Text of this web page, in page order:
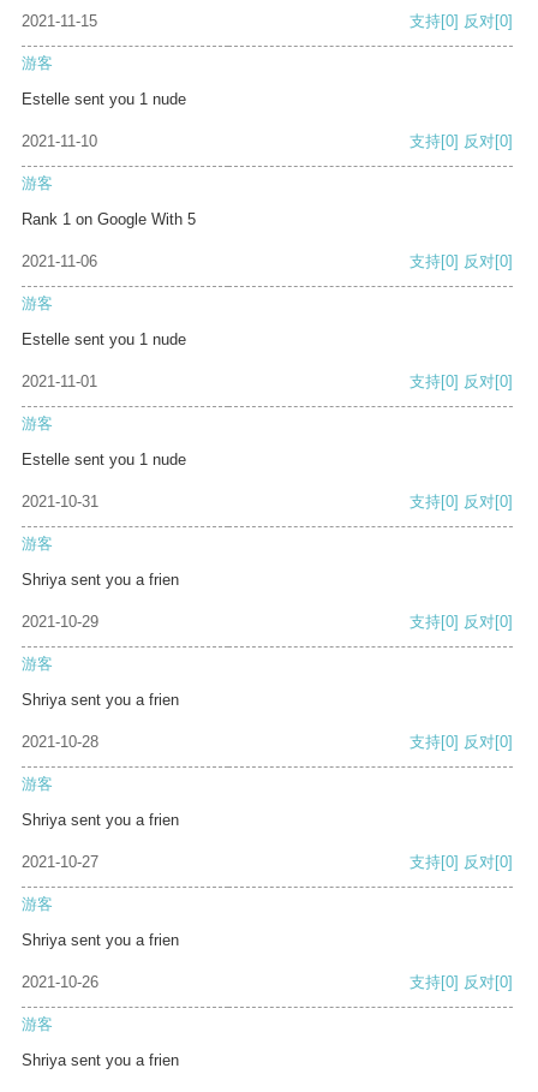
2021-11-15 支持[0] 反对[0]
游客
Estelle sent you 1 nude
2021-11-10 支持[0] 反对[0]
游客
Rank 1 on Google With 5
2021-11-06 支持[0] 反对[0]
游客
Estelle sent you 1 nude
2021-11-01 支持[0] 反对[0]
游客
Estelle sent you 1 nude
2021-10-31 支持[0] 反对[0]
游客
Shriya sent you a frien
2021-10-29 支持[0] 反对[0]
游客
Shriya sent you a frien
2021-10-28 支持[0] 反对[0]
游客
Shriya sent you a frien
2021-10-27 支持[0] 反对[0]
游客
Shriya sent you a frien
2021-10-26 支持[0] 反对[0]
游客
Shriya sent you a frien